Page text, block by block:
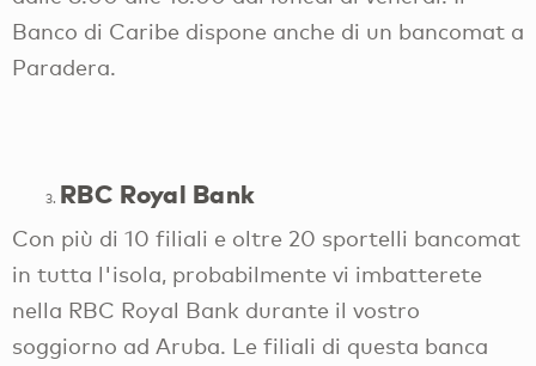
Banco di Caribe dispone anche di un bancomat a
Paradera.
RBC Royal Bank
Con più di 10 filiali e oltre 20 sportelli bancomat
in tutta l'isola, probabilmente vi imbatterete
nella RBC Royal Bank durante il vostro
soggiorno ad Aruba. Le filiali di questa banca